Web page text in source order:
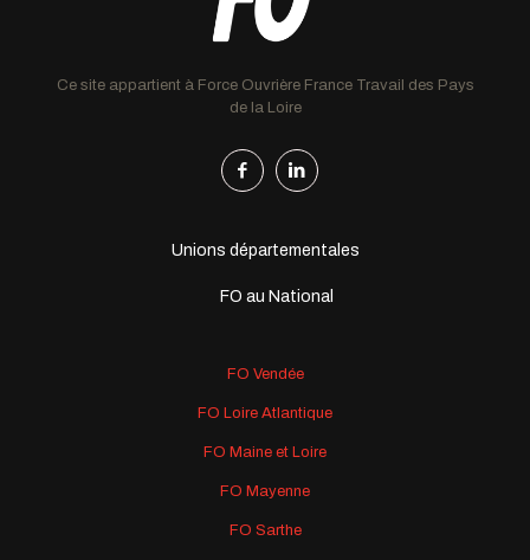
Ce site appartient à Force Ouvrière France Travail des Pays
de la Loire
Unions départementales
FO au National
FO Vendée
FO Loire Atlantique
FO Maine et Loire
FO Mayenne
FO Sarthe